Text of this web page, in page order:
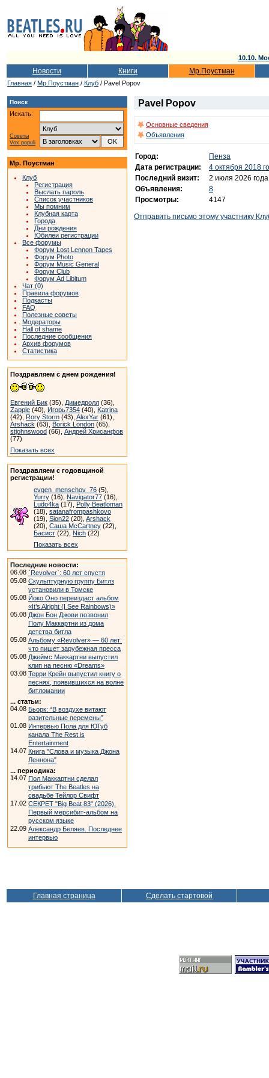
10.10.
Новости Книги Мр.Поустман
Главная / Мр.Поустман / Клуб / Pavel Popov
Поиск
Искать:
Советы
Vox populi
Мр. Поустман
Клуб
Регистрация
Выслать пароль
Список участников
Мы помним
Клубная карта
Города
Дни рождения
Юбилеи регистрации
Все форумы
Форум Lost Lennon Tapes
Форум Photo
Форум Music General
Форум Club
Форум Ad Libitum
Чат (0)
Правила форумов
Подкасты
FAQ
Полезные советы
Модераторы
Hall of shame
Последние сообщения
Архив форумов
Статистика
Поздравляем с днем рождения!
Евгений Бик (35), Димедролл (36),
Zapple (40), Игорь7354 (40), Katrina
(42), Rory Storm (43), AlexYar (61),
Arshack (63), Borick London (65),
stjohnswood (66), Андрей Хрисанфов
(77)
Показать всех
Поздравляем с годовщиной
регистрации!
evgen_menschov_76 (5),
Yurry (16), Navigator77 (16),
Ludo4ka (17), Polly Beatloman
(18), satanafrompashkovo
(19), Sion22 (20), Arshack
(20), Саша McCartney (22),
Басист (22), Nich (22)
Показать всех
Последние новости:
06.08 `Revolver`: 60 лет спустя
05.08 Скульптурную группу Битлз
установили в Томске
05.08 Йоко Оно переиздаст альбом
«It’s Alright (I See Rainbows)»
05.08 Джон Бон Джови позвонил
Полу Маккартни из дома
детства битла
05.08 Альбому «Revolver» — 60 лет:
что пишет зарубежная пресса
05.08 Джеймс Маккартни выпустил
клип на песню «Dreams»
03.08 Терри Крейн выпустил книгу о
песнях, появившихся на волне
битломании
... статьи:
04.08 Бьорк: “В воздухе витают
разительные перемены”
01.08 Интервью Пола для ЮТуб
канала The Rest is
Entertainment
14.07 Книга "Слова и музыка Джона
Леннона"
... периодика:
14.07 Пол Маккартни сделал
трибьют The Beatles на
свадьбе Тейлор Свифт
17.02 СЕКРЕТ "Big Beat 83" (2026).
Первый мерсибит-альбом на
русском языке
22.09 Александр Беляев. Последнее
интервью
Pavel Popov
Основные сведения
Объявления
Город:
Пенза
Дата регистрации:
4 октября 2018
Последний визит:
2 июля 2026 года
Объявления:
8
Просмотры:
4147
Отправить письмо этому участнику
Главная страница Сделать стартовой